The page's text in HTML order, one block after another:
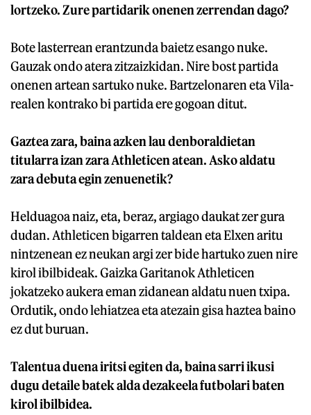
lortzeko. Zure partidarik onenen zerrendan dago?
Bote lasterrean erantzunda baietz esango nuke.
Gauzak ondo atera zitzaizkidan. Nire bost partida
onenen artean sartuko nuke. Bartzelonaren eta Vila-
realen kontrako bi partida ere gogoan ditut.
Gaztea zara, baina azken lau denboraldietan
titularra izan zara Athleticen atean. Asko aldatu
zara debuta egin zenuenetik?
Helduagoa naiz, eta, beraz, argiago daukat zer gura
dudan. Athleticen bigarren taldean eta Elxen aritu
nintzenean ez neukan argi zer bide hartuko zuen nire
kirol ibilbideak. Gaizka Garitanok Athleticen
jokatzeko aukera eman zidanean aldatu nuen txipa.
Ordutik, ondo lehiatzea eta atezain gisa haztea baino
ez dut buruan.
Talentua duena iritsi egiten da, baina sarri ikusi
dugu detaile batek alda dezakeela futbolari baten
kirol ibilbidea.